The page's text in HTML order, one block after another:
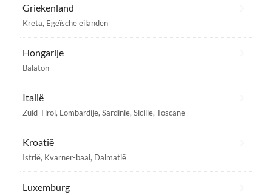
Griekenland
Kreta, Egeïsche eilanden
Hongarije
Balaton
Italië
Zuid-Tirol, Lombardije, Sardinië, Sicilië, Toscane
Kroatië
Istrië, Kvarner-baai, Dalmatië
Luxemburg